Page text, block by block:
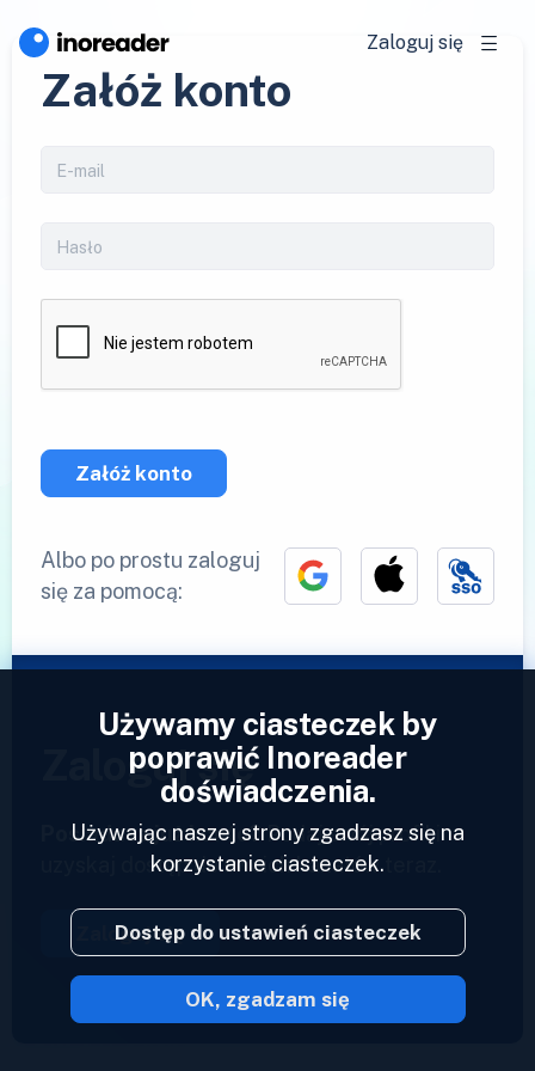
Zaloguj się
Załóż konto
Załóż konto
Albo po prostu zaloguj
się za pomocą:
Zaloguj się
Posiadasz już konto?Podaj swój profil i
uzyskaj dostęp do swoich kanałów teraz.
Zaloguj się
2023 © Inoreader
Używamy ciasteczek by
poprawić Inoreader
doświadczenia.
Używając naszej strony zgadzasz się na
korzystanie ciasteczek.
Dostęp do ustawień ciasteczek
OK, zgadzam się